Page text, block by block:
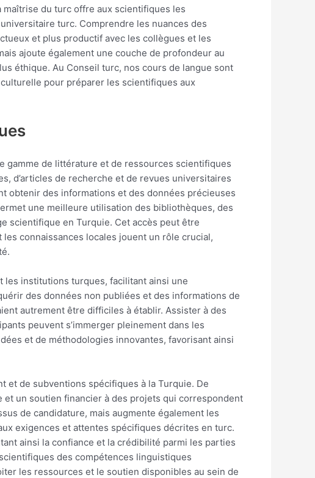
maîtrise du turc offre aux scientifiques les
turc. Comprendre les nuances des
et plus productif avec les collègues et les
ajoute également une couche de profondeur au
éthique. Au Conseil turc, nos cours de langue sont
pour préparer les scientifiques aux
gamme de littérature et de ressources scientifiques
d’articles de recherche et de revues universitaires
obtenir des informations et des données précieuses
une meilleure utilisation des bibliothèques, des
scientifique en Turquie. Cet accès peut être
connaissances locales jouent un rôle crucial,
les institutions turques, facilitant ainsi une
des données non publiées et des informations de
autrement être difficiles à établir. Assister à des
peuvent s’immerger pleinement dans les
et de méthodologies innovantes, favorisant ainsi
et de subventions spécifiques à la Turquie. De
un soutien financier à des projets qui correspondent
de candidature, mais augmente également les
exigences et attentes spécifiques décrites en turc.
ainsi la confiance et la crédibilité parmi les parties
des compétences linguistiques
les ressources et le soutien disponibles au sein de